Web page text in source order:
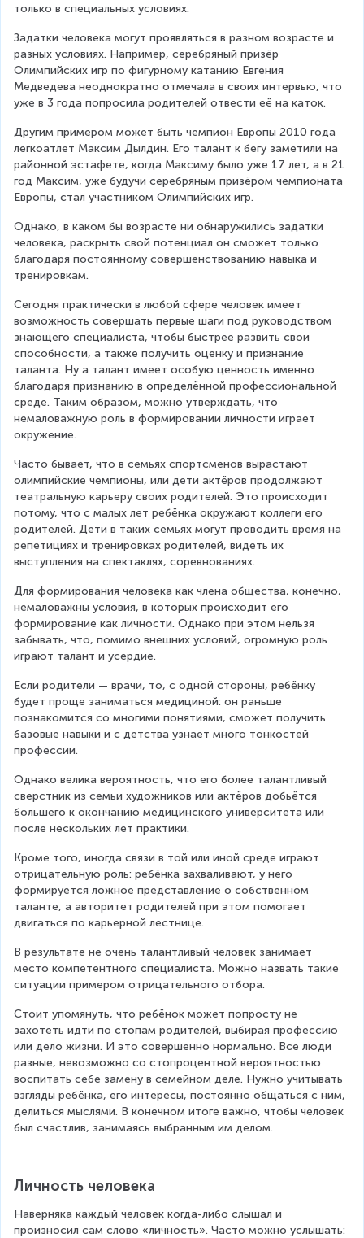
только в специальных условиях.
Задатки человека могут проявляться в разном возрасте и
разных условиях. Например, серебряный призёр
Олимпийских игр по фигурному катанию Евгения
Медведева неоднократно отмечала в своих интервью, что
уже в 3 года попросила родителей отвести её на каток.
Другим примером может быть чемпион Европы 2010 года
легкоатлет Максим Дылдин. Его талант к бегу заметили на
районной эстафете, когда Максиму было уже 17 лет, а в 21
год Максим, уже будучи серебряным призёром чемпионата
Европы, стал участником Олимпийских игр.
Однако, в каком бы возрасте ни обнаружились задатки
человека, раскрыть свой потенциал он сможет только
благодаря постоянному совершенствованию навыка и
тренировкам.
Сегодня практически в любой сфере человек имеет
возможность совершать первые шаги под руководством
знающего специалиста, чтобы быстрее развить свои
способности, а также получить оценку и признание
таланта. Ну а талант имеет особую ценность именно
благодаря признанию в определённой профессиональной
среде. Таким образом, можно утверждать, что
немаловажную роль в формировании личности играет
окружение.
Часто бывает, что в семьях спортсменов вырастают
олимпийские чемпионы, или дети актёров продолжают
театральную карьеру своих родителей. Это происходит
потому, что с малых лет ребёнка окружают коллеги его
родителей. Дети в таких семьях могут проводить время на
репетициях и тренировках родителей, видеть их
выступления на спектаклях, соревнованиях.
Для формирования человека как члена общества, конечно,
немаловажны условия, в которых происходит его
формирование как личности. Однако при этом нельзя
забывать, что, помимо внешних условий, огромную роль
играют талант и усердие.
Если родители — врачи, то, с одной стороны, ребёнку
будет проще заниматься медициной: он раньше
познакомится со многими понятиями, сможет получить
базовые навыки и с детства узнает много тонкостей
профессии.
Однако велика вероятность, что его более талантливый
сверстник из семьи художников или актёров добьётся
большего к окончанию медицинского университета или
после нескольких лет практики.
Кроме того, иногда связи в той или иной среде играют
отрицательную роль: ребёнка захваливают, у него
формируется ложное представление о собственном
таланте, а авторитет родителей при этом помогает
двигаться по карьерной лестнице.
В результате не очень талантливый человек занимает
место компетентного специалиста. Можно назвать такие
ситуации примером отрицательного отбора.
Стоит упомянуть, что ребёнок может попросту не
захотеть идти по стопам родителей, выбирая профессию
или дело жизни. И это совершенно нормально. Все люди
разные, невозможно со стопроцентной вероятностью
воспитать себе замену в семейном деле. Нужно учитывать
взгляды ребёнка, его интересы, постоянно общаться с ним,
делиться мыслями. В конечном итоге важно, чтобы человек
был счастлив, занимаясь выбранным им делом.
Личность человека
Наверняка каждый человек когда-либо слышал и
произносил сам слово «личность». Часто можно услышать: